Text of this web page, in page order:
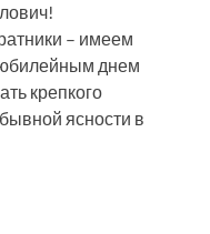
– имеем
днем
крепкого
ясности в